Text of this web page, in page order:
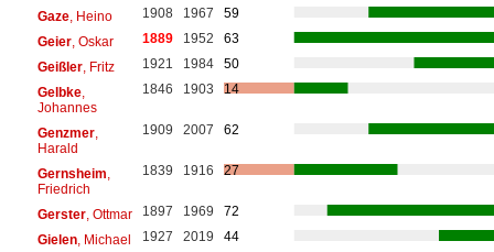
Gaze, Heino 1908 1967
59
Geier, Oskar 1889 1952
63
Geißler, Fritz 1921 1984
50
Gelbke,
Johannes
1846 1903 14
Genzmer,
Harald
1909 2007 62
Gernsheim
Friedrich
1839 1916 27
Gerster, Ottmar 1897 1969
72
Gielen, Michael 1927 2019
44